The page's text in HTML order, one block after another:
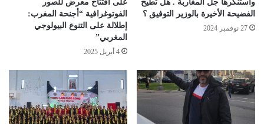
واستنكرها جل المغاربة . هل تطيح
الفضيحة الأخيرة بالوزير التوفيق ؟
27 نوفمبر 2024
على افتتاح معرض للصور
الفوتوغرافية “أجنحة المغرب:
إطلالة على التنوع البيولوجي
المغربي”
4 أبريل 2025